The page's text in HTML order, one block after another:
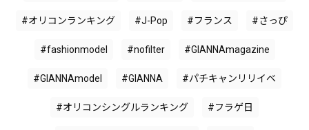
#オリコンランキング #J-Pop #フランス #さっぴ
#fashionmodel #nofilter #GIANNAmagazine
#GIANNAmodel #GIANNA #パチキャンリリイベ
#オリコンシングルランキング #フラゲ日